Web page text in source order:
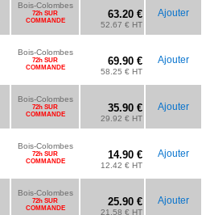
Bois-Colombes
72h SUR
COMMANDE
63.20 €
52.67 € HT
Ajouter
Bois-Colombes
72h SUR
COMMANDE
69.90 €
58.25 € HT
Ajouter
Bois-Colombes
72h SUR
COMMANDE
35.90 €
29.92 € HT
Ajouter
Bois-Colombes
72h SUR
COMMANDE
14.90 €
12.42 € HT
Ajouter
Bois-Colombes
72h SUR
COMMANDE
25.90 €
21.58 € HT
Ajouter